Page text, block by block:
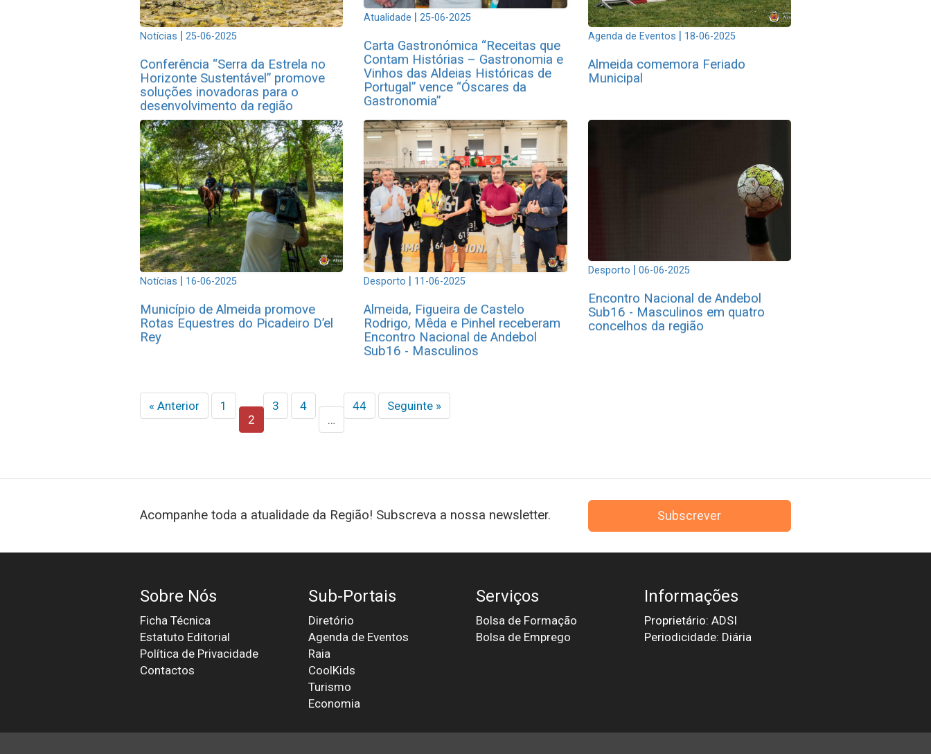
Notícias | 25-06-2025
Conferência “Serra da Estrela no
Horizonte Sustentável” promove
soluções inovadoras para o
desenvolvimento da região
Atualidade |25-06-2025
Carta Gastronómica “Receitas que
Contam Histórias – Gastronomia e
Vinhos das Aldeias Históricas de
Portugal” vence “Óscares da
Gastronomia”
Agenda de Eventos | 18-06-2025
Almeida comemora Feriado
Municipal
Notícias | 16-06-2025
Município de Almeida promove
Rotas Equestres do Picadeiro D’el
Rey
Desporto | 11-06-2025
Almeida, Figueira de Castelo
Rodrigo, Mêda e Pinhel receberam
Encontro Nacional de Andebol
Sub16 - Masculinos
Desporto | 06-06-2025
Encontro Nacional de Andebol
Sub16 - Masculinos em quatro
concelhos da região
« Anterior
1
2
3
4
…
44 Seguinte »
Acompanhe toda a atualidade da Região! Subscreva a nossa newsletter. Subscrever
Sobre Nós
Ficha Técnica
Estatuto Editorial
Política de Privacidade
Contactos
Sub-Portais
Diretório
Agenda de Eventos
Raia
CoolKids
Turismo
Economia
Serviços
Bolsa de Formação
Bolsa de Emprego
Informações
Proprietário: ADSI
Periodicidade: Diária